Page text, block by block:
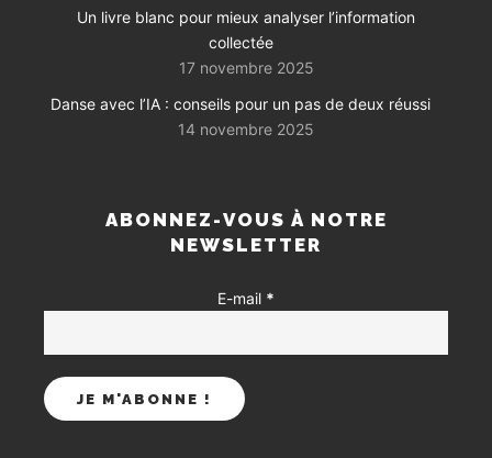
Un livre blanc pour mieux analyser l’information
collectée
17 novembre 2025
Danse avec l’IA : conseils pour un pas de deux réussi
14 novembre 2025
ABONNEZ-VOUS À NOTRE
NEWSLETTER
E-mail *